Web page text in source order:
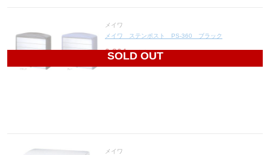
SOLD OUT
メイワ
メイワ ステンポスト PS-360 ブラック
6,864 円(税込7,550円)
メイワ